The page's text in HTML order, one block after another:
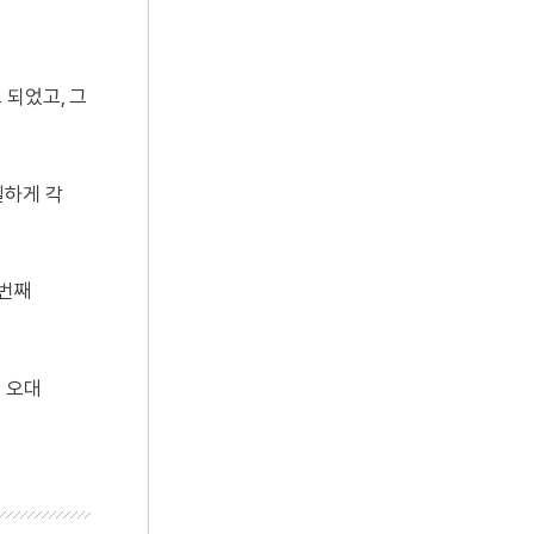
되었고, 그
게 각
째
대